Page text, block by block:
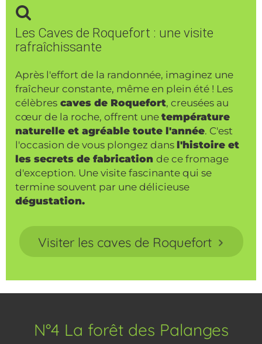
Les Caves de Roquefort : une visite
rafraîchissante
Après l'effort de la randonnée, imaginez une
fraîcheur constante, même en plein été ! Les
célèbres caves de Roquefort, creusées au
cœur de la roche, offrent une température
naturelle et agréable toute l'année. C'est
l'occasion de vous plongez dans l'histoire et
les secrets de fabrication de ce fromage
d'exception. Une visite fascinante qui se
termine souvent par une délicieuse
dégustation.
Visiter les caves de Roquefort
N°4 La forêt des Palanges